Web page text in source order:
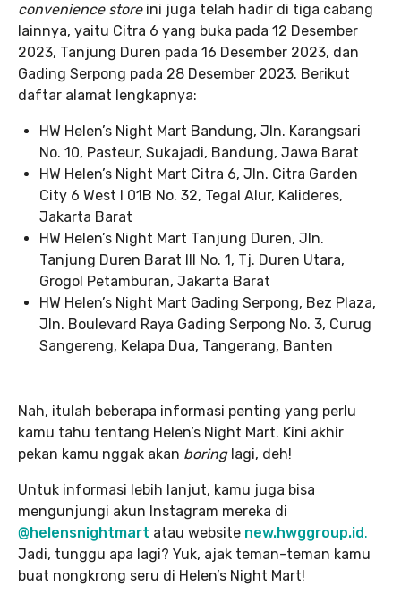
convenience storeini juga telah hadir di tiga cabang
lainnya, yaitu Citra 6 yang buka pada 12 Desember
2023, Tanjung Duren pada 16 Desember 2023, dan
Gading Serpong pada 28 Desember 2023. Berikut
daftar alamat lengkapnya:
HW Helen’s Night Mart Bandung, Jln. Karangsari
No. 10, Pasteur, Sukajadi, Bandung, Jawa Barat
HW Helen’s Night Mart Citra 6, Jln. Citra Garden
City 6 West I 01B No. 32, Tegal Alur, Kalideres,
Jakarta Barat
HW Helen’s Night Mart Tanjung Duren, Jln.
Tanjung Duren Barat III No. 1, Tj. Duren Utara,
Grogol Petamburan, Jakarta Barat
HW Helen’s Night Mart Gading Serpong, Bez Plaza,
Jln. Boulevard Raya Gading Serpong No. 3, Curug
Sangereng, Kelapa Dua, Tangerang, Banten
Nah, itulah beberapa informasi penting yang perlu
kamu tahu tentang Helen’s Night Mart. Kini akhir
pekan kamu nggak akan boringlagi, deh!
Untuk informasi lebih lanjut, kamu juga bisa
mengunjungi akun Instagram mereka di
@helensnightmart atau website new.hwggroup.id.
Jadi, tunggu apa lagi? Yuk, ajak teman-teman kamu
buat nongkrong seru di Helen’s Night Mart!